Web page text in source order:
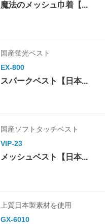
魔法のメッシュ巾着【...
国産蛍光ベスト
EX-800
スパークベスト【日本...
国産ソフトタッチベスト
VIP-23
メッシュベスト【日本...
上質日本製素材を使用
GX-6010